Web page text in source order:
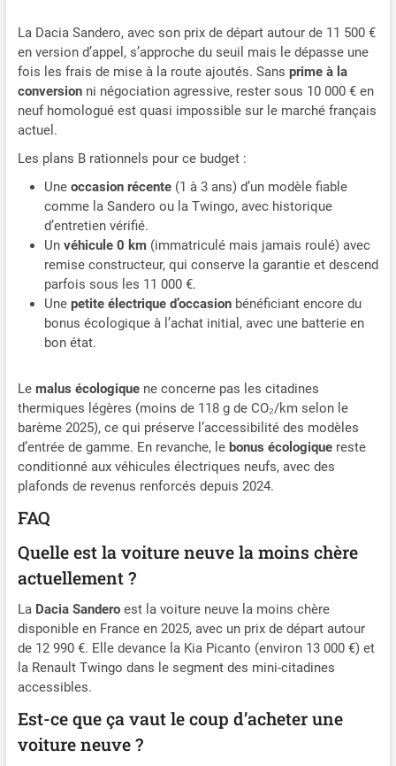
La Dacia Sandero, avec son prix de départ autour de 11 500 €
en version d’appel, s’approche du seuil mais le dépasse une
fois les frais de mise à la route ajoutés. Sans prime à la
conversionni négociation agressive, rester sous 10 000 € en
neuf homologué est quasi impossible sur le marché français
actuel.
Les plans B rationnels pour ce budget :
Une occasion récente(1 à 3 ans) d’un modèle fiable
comme la Sandero ou la Twingo, avec historique
d’entretien vérifié.
Un véhicule 0 km(immatriculé mais jamais roulé) avec
remise constructeur, qui conserve la garantie et descend
parfois sous les 11 000 €.
Une petite électrique d’occasionbénéficiant encore du
bonus écologique à l’achat initial, avec une batterie en
bon état.
Le malus écologiquene concerne pas les citadines
thermiques légères (moins de 118 g de CO₂/km selon le
barème 2025), ce qui préserve l’accessibilité des modèles
d’entrée de gamme. En revanche, le bonus écologiquereste
conditionné aux véhicules électriques neufs, avec des
plafonds de revenus renforcés depuis 2024.
FAQ
Quelle est la voiture neuve la moins chère
actuellement ?
La Dacia Sanderoest la voiture neuve la moins chère
disponible en France en 2025, avec un prix de départ autour
de 12 990 €. Elle devance la Kia Picanto (environ 13 000 €) et
la Renault Twingo dans le segment des mini-citadines
accessibles.
Est-ce que ça vaut le coup d’acheter une
voiture neuve ?